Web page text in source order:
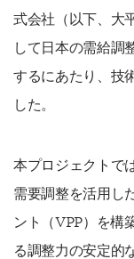
式会社（以下、大
して日本の需給調
するにあたり、技
した。
本プロジェクトで
需要調整を活用し
ント（VPP）を構
る調整力の安定的